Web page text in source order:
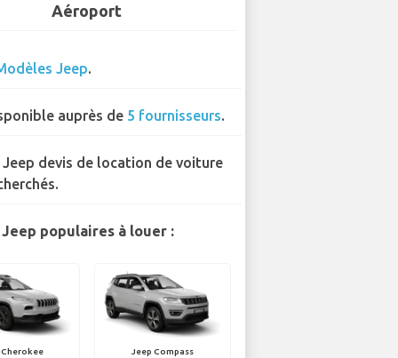
Aéroport
Jeep.
auprès de 5 fournisseurs.
Jeep devis de location de voiture
populaires à louer :
Cherokee Jeep Compass